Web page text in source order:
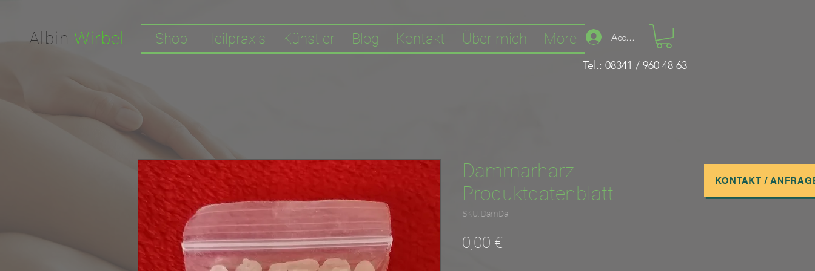
Shop Heilpraxis Künstler Blog Kontakt Über mich More
Albin Wirbel Accedi
Tel.: 08341 / 960 48 63
Dammarharz -
Produktdatenblatt
SKU: DamDa
0,00 €
KONTAKT /